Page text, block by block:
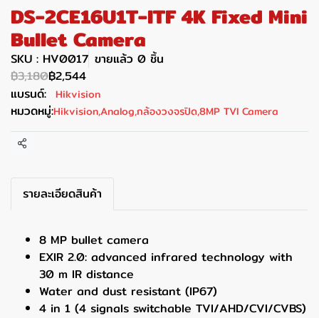
DS-2CE16U1T-ITF 4K Fixed Mini
Bullet Camera
SKU : HV0017 ขายแล้ว 0 ชิ้น
฿3,180฿2,544
แบรนด์: Hikvision
หมวดหมู่:Hikvision,Analog,กล้องวงจรปิด,8MP TVI Camera
แชร์
รายละเอียดสินค้า
8 MP bullet camera
EXIR 2.0: advanced infrared technology with
30 m IR distance
Water and dust resistant (IP67)
4 in 1 (4 signals switchable TVI/AHD/CVI/CVBS)